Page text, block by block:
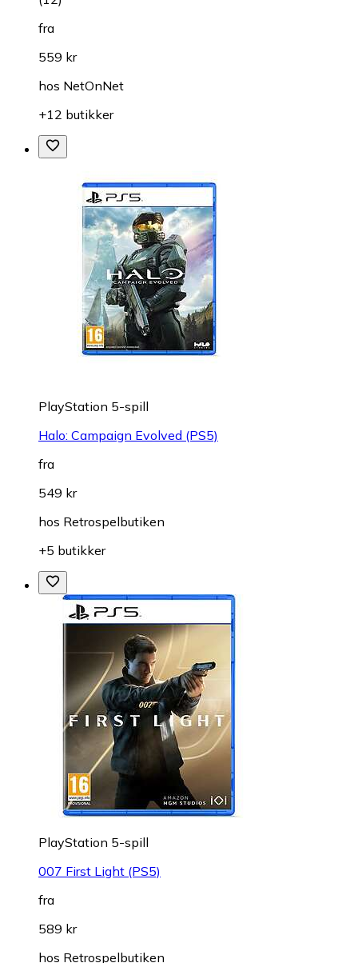
fra
559 kr
hos NetOnNet
+12 butikker
PlayStation 5-spill
Halo: Campaign Evolved (PS5)
fra
549 kr
hos Retrospelbutiken
+5 butikker
PlayStation 5-spill
007 First Light (PS5)
fra
589 kr
hos Retrospelbutiken